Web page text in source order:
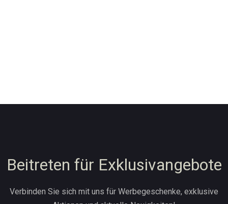
Beitreten für Exklusivangebote
Verbinden Sie sich mit uns für Werbegeschenke, exklusive